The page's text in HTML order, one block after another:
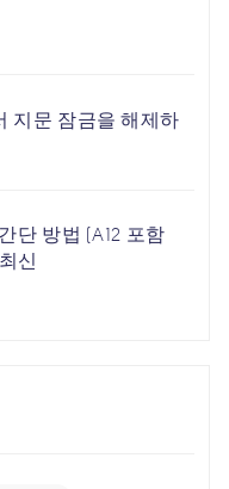
지문 잠금을 해제하
단 방법 (A12 포함
신